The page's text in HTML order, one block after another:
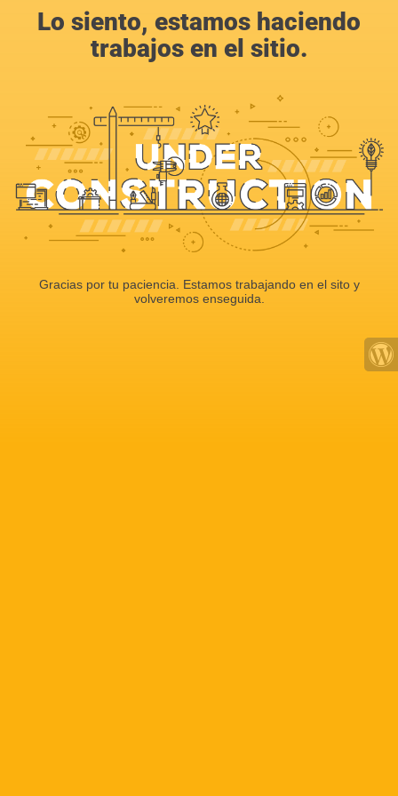
Lo siento, estamos haciendo
trabajos en el sitio.
Gracias por tu paciencia. Estamos trabajando en el sito y
volveremos enseguida.